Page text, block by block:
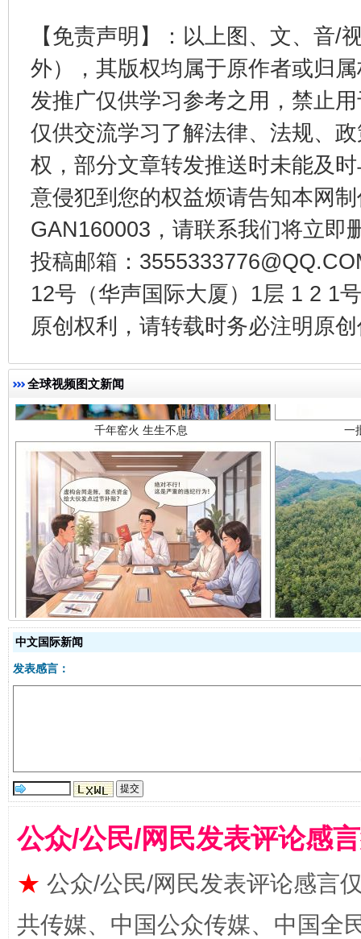
【免责声明】：以上图、文、音/
外），其版权均属于原作者或归
发推广仅供学习参考之用，禁止
仅供交流学习了解法律、法规、
权，部分文章转发推送时未能及
意侵犯到您的权益烦请告知本网
GAN160003，请联系我们将立即
投稿邮箱：
12号（华声国际大厦）1层 1 2 1
原创权利，请转载时务必注明原
全球视频图文新闻
东山县通报“牛蛙产品抗生素超标问题” 法
揭开“小金库”的免责幌子
受贿1.44亿！段成刚被判无期 从幼
中文国际新闻
发表感言：
公众/公民/网民发表评论感
★ 公众/公民/网民发表评论感言
共传媒、中国公众传媒、中国全